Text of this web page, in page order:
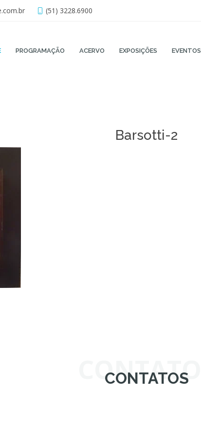
(51) 3228.6900
PROGRAMAÇÃO ACERVO EXPOSIÇÕES EVENTOS
Barsotti-2
CONTATOS
CONTATOS